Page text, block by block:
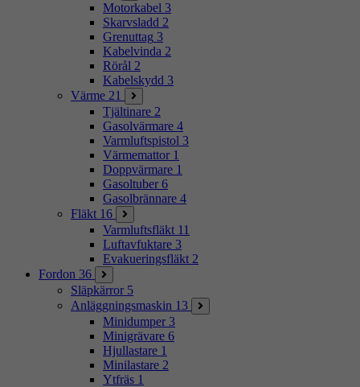
Motorkabel 3
Skarvsladd 2
Grenuttag 3
Kabelvinda 2
Rörål 2
Kabelskydd 3
Värme 21
Tjältinare 2
Gasolvärmare 4
Varmluftspistol 3
Värmemattor 1
Doppvärmare 1
Gasoltuber 6
Gasolbrännare 4
Fläkt 16
Varmluftsfläkt 11
Luftavfuktare 3
Evakueringsfläkt 2
Fordon 36
Släpkärror 5
Anläggningsmaskin 13
Minidumper 3
Minigrävare 6
Hjullastare 1
Minilastare 2
Ytfräs 1